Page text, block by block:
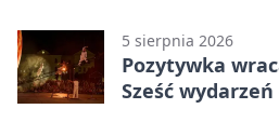
5 sierpnia 2026
Pozytywka
Sześć